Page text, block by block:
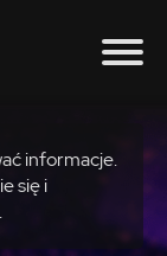
informacje.
się i